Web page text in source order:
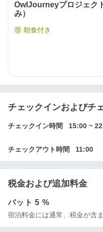
OwlJourneyプロジェク
み）
朝食付き
チェックインおよびチ
チェックイン時間 15:00 ~
チェックアウト時間 11:00
税金および追加料金
バット5 %
宿泊料金には通常、税金が含